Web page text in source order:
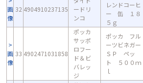
画
像
32 4904910237135
ードリ
ンコ
レンドコーヒ
ー 缶 １８
５ｇ
画
像
33 4902471031858
ポッカ
サッポ
ロフー
ド＆ビ
バレッ
ジ
ポッカ フル
ーツビネガー
ＳＰ ペッ
ト ５００ｍ
ｌ